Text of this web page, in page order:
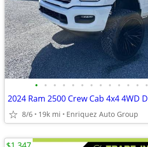
• • • • • • • • • • • • •
8/6 19k mi Enriquez Auto Group